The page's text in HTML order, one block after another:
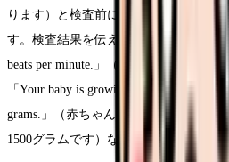
ります）と検査前に説明することで、
す。検査結果を伝える際には、「Your
beats per minute.」（赤ちゃんの心拍数
「Your baby is growing well. The current
grams.」（赤ちゃんは順調に成長して
1500グラムです）など、安心感を与え